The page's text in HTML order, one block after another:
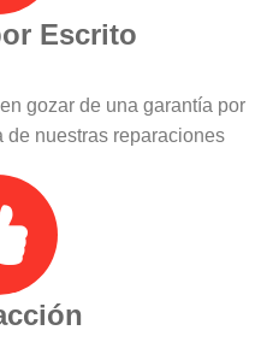
Escrito
gozar de una garantía por
de nuestras reparaciones